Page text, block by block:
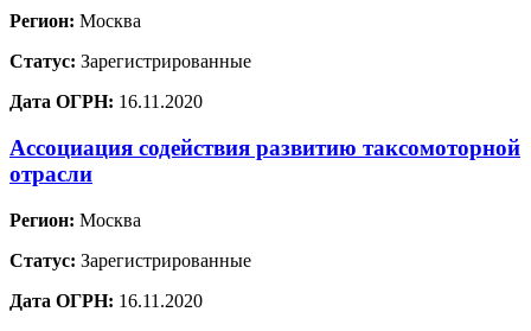
Регион: Москва
Статус: Зарегистрированные
Дата ОГРН: 16.11.2020
Ассоциация содействия развитию таксомоторной
отрасли
Регион: Москва
Статус: Зарегистрированные
Дата ОГРН: 16.11.2020